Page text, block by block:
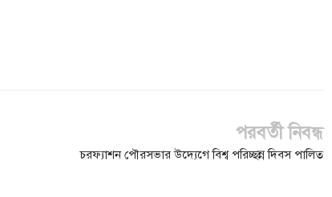
পরবর্তী নিবন্ধ
চরফ্যাশন পৌরসভার উদ্যেগে বিশ্ব পরিচ্ছন্ন দিবস পালিত